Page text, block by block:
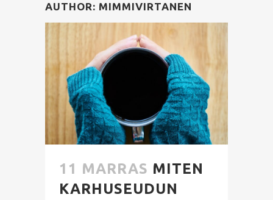
AUTHOR: MIMMIVIRTANEN
11 MARRAS MITEN
KARHUSEUDUN